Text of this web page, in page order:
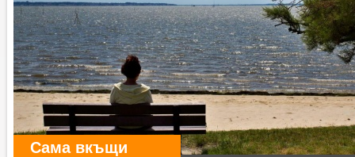
Сама вкъщи